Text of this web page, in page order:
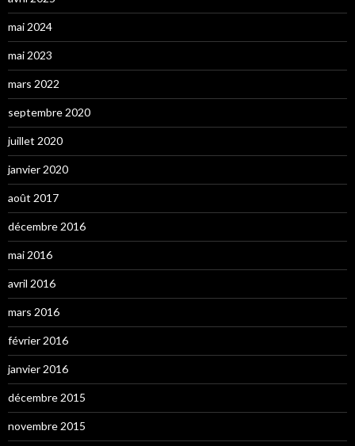
mai 2024
mai 2023
mars 2022
septembre 2020
juillet 2020
janvier 2020
août 2017
décembre 2016
mai 2016
avril 2016
mars 2016
février 2016
janvier 2016
décembre 2015
novembre 2015